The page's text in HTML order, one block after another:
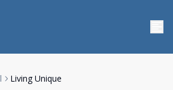
Living Unique